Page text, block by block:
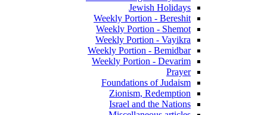
Jewish Holidays
Weekly Portion - Bereshit
Weekly Portion - Shemot
Weekly Portion - Vayikra
Weekly Portion - Bemidbar
Weekly Portion - Devarim
Prayer
Foundations of Judaism
Zionism, Redemption
Israel and the Nations